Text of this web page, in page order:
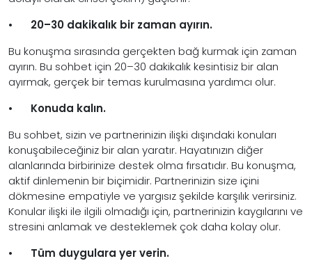
•
20–30 dakikalık bir zaman ayırın.
Bu konuşma sırasında gerçekten bağ kurmak için zaman
ayırın. Bu sohbet için 20–30 dakikalık kesintisiz bir alan
ayırmak, gerçek bir temas kurulmasına yardımcı olur.
•
Konuda kalın.
Bu sohbet, sizin ve partnerinizin ilişki dışındaki konuları
konuşabileceğiniz bir alan yaratır. Hayatınızın diğer
alanlarında birbirinize destek olma fırsatıdır. Bu konuşma,
aktif dinlemenin bir biçimidir. Partnerinizin size içini
dökmesine empatiyle ve yargısız şekilde karşılık verirsiniz.
Konular ilişki ile ilgili olmadığı için, partnerinizin kaygılarını ve
stresini anlamak ve desteklemek çok daha kolay olur.
•
Tüm duygulara yer verin.